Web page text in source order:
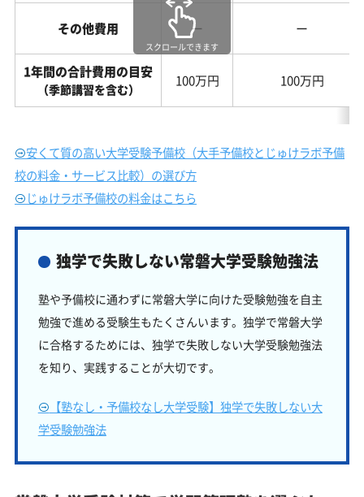
その他費用 ー ー
1年間の合計費用の目安
（季節講習を含む） 100万円 100万円
スクロールできます
安くて質の高い大学受験予備校（大手予備校とじゅけラボ予備
校の料金・サービス比較）の選び方
じゅけラボ予備校の料金はこちら
独学で失敗しない常磐大学受験勉強法
塾や予備校に通わずに常磐大学に向けた受験勉強を自主
勉強で進める受験生もたくさんいます。独学で常磐大学
に合格するためには、独学で失敗しない大学受験勉強法
を知り、実践することが大切です。
【塾なし・予備校なし大学受験】独学で失敗しない大
学受験勉強法